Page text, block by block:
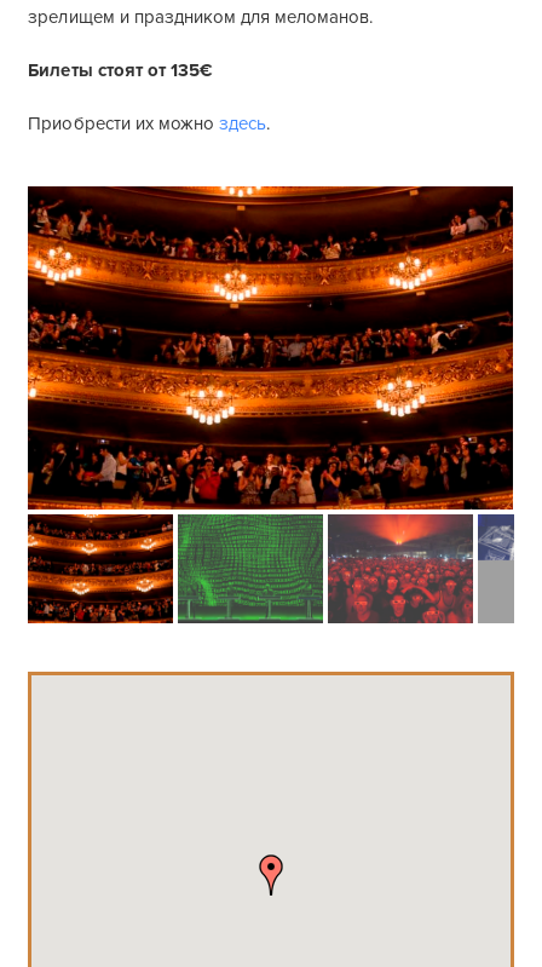
зрелищем и праздником для меломанов.
Билеты стоят от 135€
Приобрести их можно здесь.